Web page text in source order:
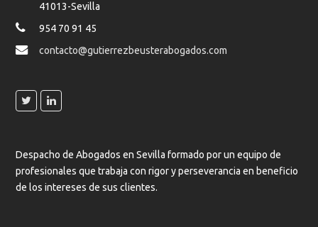
41013-Sevilla
954 70 91 45
contacto@gutierrezbeusterabogados.com
Despacho de Abogados en Sevilla formado por un equipo de
profesionales que trabaja con rigor y perseverancia en beneficio
de los intereses de sus clientes.